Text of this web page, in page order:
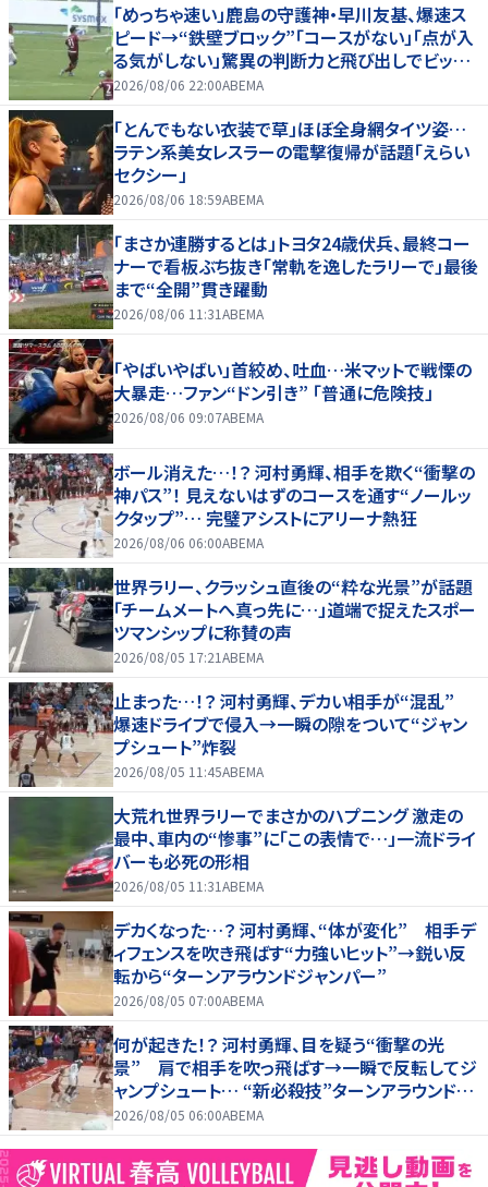
「めっちゃ速い」鹿島の守護神・早川友基、爆速ス
ピード→“鉄壁ブロック”「コースがない」「点が入
る気がしない」驚異の判断力と飛び出しでビッグ
セーブ
2026/08/06 22:00ABEMA
「とんでもない衣装で草」ほぼ全身網タイツ姿…
ラテン系美女レスラーの電撃復帰が話題「えらい
セクシー」
2026/08/06 18:59ABEMA
「まさか連勝するとは」トヨタ24歳伏兵、最終コー
ナーで看板ぶち抜き「常軌を逸したラリーで」最後
まで“全開”貫き躍動
2026/08/06 11:31ABEMA
「やばいやばい」首絞め、吐血…米マットで戦慄の
大暴走…ファン“ドン引き” 「普通に危険技」
2026/08/06 09:07ABEMA
ボール消えた…！？ 河村勇輝、相手を欺く“衝撃の
神パス”！ 見えないはずのコースを通す“ノールッ
クタップ”… 完璧アシストにアリーナ熱狂
2026/08/06 06:00ABEMA
世界ラリー、クラッシュ直後の“粋な光景”が話題
「チームメートへ真っ先に…」道端で捉えたスポー
ツマンシップに称賛の声
2026/08/05 17:21ABEMA
止まった…！？ 河村勇輝、デカい相手が“混乱”
爆速ドライブで侵入→一瞬の隙をついて“ジャン
プシュート”炸裂
2026/08/05 11:45ABEMA
大荒れ世界ラリーでまさかのハプニング 激走の
最中、車内の“惨事”に「この表情で…」一流ドライ
バーも必死の形相
2026/08/05 11:31ABEMA
デカくなった…？ 河村勇輝、“体が変化” 相手デ
ィフェンスを吹き飛ばす“力強いヒット”→鋭い反
転から“ターンアラウンドジャンパー”
2026/08/05 07:00ABEMA
何が起きた！？ 河村勇輝、目を疑う“衝撃の光
景” 肩で相手を吹っ飛ばす→一瞬で反転してジ
ャンプシュート… “新必殺技”ターンアラウンドジ
ャンパー炸裂
2026/08/05 06:00ABEMA